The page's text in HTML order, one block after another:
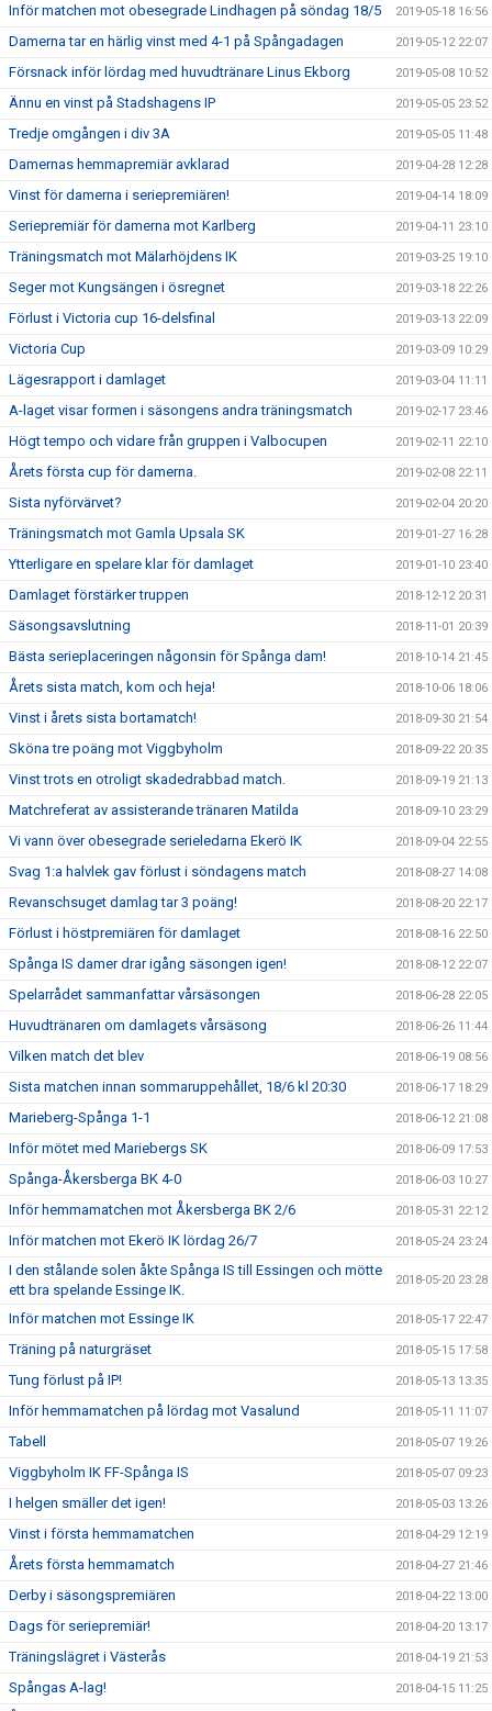
Inför matchen mot obesegrade Lindhagen på söndag 18/5 2019-05-18 16:56
Damerna tar en härlig vinst med 4-1 på Spångadagen 2019-05-12 22:07
Försnack inför lördag med huvudtränare Linus Ekborg 2019-05-08 10:52
Ännu en vinst på Stadshagens IP 2019-05-05 23:52
Tredje omgången i div 3A 2019-05-05 11:48
Damernas hemmapremiär avklarad 2019-04-28 12:28
Vinst för damerna i seriepremiären! 2019-04-14 18:09
Seriepremiär för damerna mot Karlberg 2019-04-11 23:10
Träningsmatch mot Mälarhöjdens IK 2019-03-25 19:10
Seger mot Kungsängen i ösregnet 2019-03-18 22:26
Förlust i Victoria cup 16-delsfinal 2019-03-13 22:09
Victoria Cup 2019-03-09 10:29
Lägesrapport i damlaget 2019-03-04 11:11
A-laget visar formen i säsongens andra träningsmatch 2019-02-17 23:46
Högt tempo och vidare från gruppen i Valbocupen 2019-02-11 22:10
Årets första cup för damerna. 2019-02-08 22:11
Sista nyförvärvet? 2019-02-04 20:20
Träningsmatch mot Gamla Upsala SK 2019-01-27 16:28
Ytterligare en spelare klar för damlaget 2019-01-10 23:40
Damlaget förstärker truppen 2018-12-12 20:31
Säsongsavslutning 2018-11-01 20:39
Bästa serieplaceringen någonsin för Spånga dam! 2018-10-14 21:45
Årets sista match, kom och heja! 2018-10-06 18:06
Vinst i årets sista bortamatch! 2018-09-30 21:54
Sköna tre poäng mot Viggbyholm 2018-09-22 20:35
Vinst trots en otroligt skadedrabbad match. 2018-09-19 21:13
Matchreferat av assisterande tränaren Matilda 2018-09-10 23:29
Vi vann över obesegrade serieledarna Ekerö IK 2018-09-04 22:55
Svag 1:a halvlek gav förlust i söndagens match 2018-08-27 14:08
Revanschsuget damlag tar 3 poäng! 2018-08-20 22:17
Förlust i höstpremiären för damlaget 2018-08-16 22:50
Spånga IS damer drar igång säsongen igen! 2018-08-12 22:07
Spelarrådet sammanfattar vårsäsongen 2018-06-28 22:05
Huvudtränaren om damlagets vårsäsong 2018-06-26 11:44
Vilken match det blev 2018-06-19 08:56
Sista matchen innan sommaruppehållet, 18/6 kl 20:30 2018-06-17 18:29
Marieberg-Spånga 1-1 2018-06-12 21:08
Inför mötet med Mariebergs SK 2018-06-09 17:53
Spånga-Åkersberga BK 4-0 2018-06-03 10:27
Inför hemmamatchen mot Åkersberga BK 2/6 2018-05-31 22:12
Inför matchen mot Ekerö IK lördag 26/7 2018-05-24 23:24
I den stålande solen åkte Spånga IS till Essingen och mötte
ett bra spelande Essinge IK.
2018-05-20 23:28
Inför matchen mot Essinge IK 2018-05-17 22:47
Träning på naturgräset 2018-05-15 17:58
Tung förlust på IP! 2018-05-13 13:35
Inför hemmamatchen på lördag mot Vasalund 2018-05-11 11:07
Tabell 2018-05-07 19:26
Viggbyholm IK FF-Spånga IS 2018-05-07 09:23
I helgen smäller det igen! 2018-05-03 13:26
Vinst i första hemmamatchen 2018-04-29 12:19
Årets första hemmamatch 2018-04-27 21:46
Derby i säsongspremiären 2018-04-22 13:00
Dags för seriepremiär! 2018-04-20 13:17
Träningslägret i Västerås 2018-04-19 21:53
Spångas A-lag! 2018-04-15 11:25